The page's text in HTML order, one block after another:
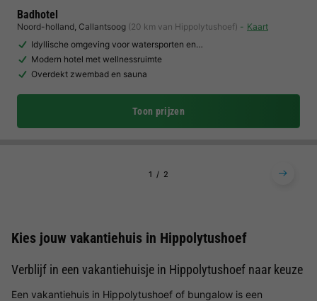
Badhotel
Noord-holland, Callantsoog (20 km van Hippolytushoef)
Kaart
Idyllische omgeving voor watersporten en…
Modern hotel met wellnessruimte
Overdekt zwembad en sauna
Toon prijzen
1 2
Kies jouw vakantiehuis in Hippolytushoef
Verblijf in een vakantiehuisje in Hippolytushoef naar keuze
Een vakantiehuis in Hippolytushoef of bungalow is een